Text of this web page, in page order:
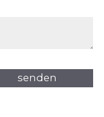
senden